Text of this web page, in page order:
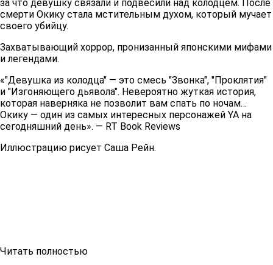
за что девушку связали и подвесили над колодцем. После
смерти Окику стала мстительным духом, который мучает
своего убийцу.
Захватывающий хоррор, пронизанный японскими мифами
и легендами.
«"Девушка из колодца" — это смесь "Звонка", "Проклятия"
и "Изгоняющего дьявола". Невероятно жуткая история,
которая наверняка не позволит вам спать по ночам…
Окику — один из самых интересных персонажей YA на
сегодняшний день». — RT Book Reviews
Иллюстрацию рисует Саша Рейн.
Читать полностью